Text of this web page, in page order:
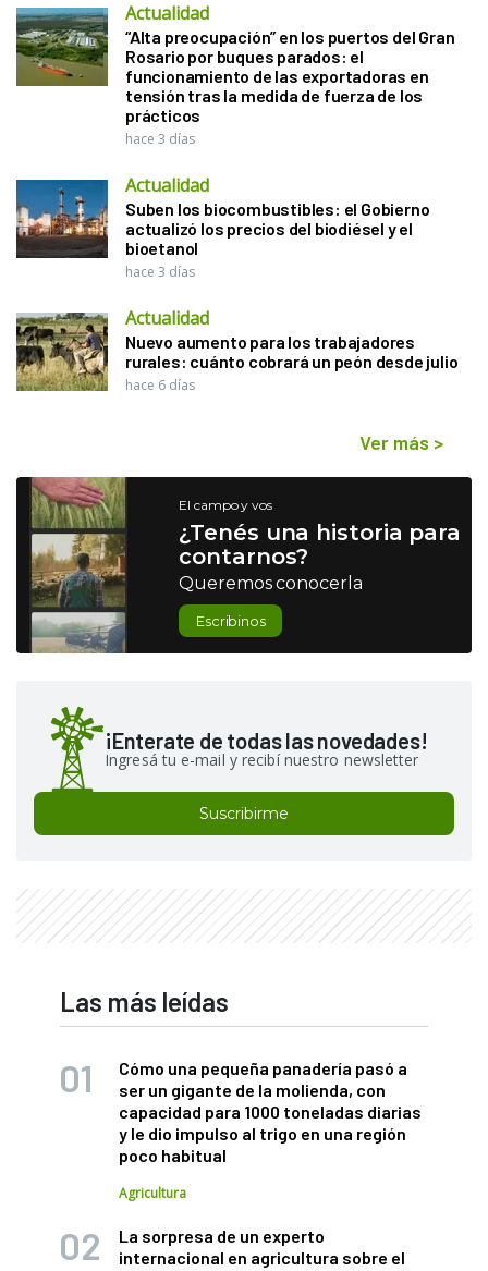
Actualidad
“Alta preocupación” en los puertos del Gran
Rosario por buques parados: el
funcionamiento de las exportadoras en
tensión tras la medida de fuerza de los
prácticos
hace 3 días
Actualidad
Suben los biocombustibles: el Gobierno
actualizó los precios del biodiésel y el
bioetanol
hace 3 días
Actualidad
Nuevo aumento para los trabajadores
rurales: cuánto cobrará un peón desde julio
hace 6 días
Ver más >
El campo y vos
¿Tenés una historia para
contarnos?
Queremos conocerla
Escribinos
¡Enterate de todas las novedades!
Ingresá tu e-mail y recibí nuestro newsletter
Suscribirme
Las más leídas
Cómo una pequeña panadería pasó a
ser un gigante de la molienda, con
capacidad para 1000 toneladas diarias
y le dio impulso al trigo en una región
poco habitual
Agricultura
La sorpresa de un experto
internacional en agricultura sobre el